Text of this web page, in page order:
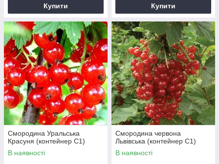
Купити Купити
Смородина Уральська
Красуня (контейнер С1)
В наявності
Смородина червона
Львівська (контейнер С1)
В наявності